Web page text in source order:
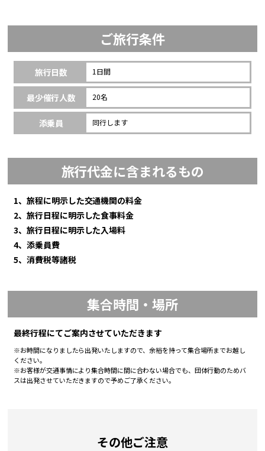
ご旅行条件
旅行日数 1日間
最少催行人数 20名
添乗員 同行します
旅行代金に含まれるもの
1、旅程に明示した交通機関の料金
2、旅行日程に明示した食事料金
3、旅行日程に明示した入場料
4、添乗員費
5、消費税等諸税
集合時間・場所
最終行程にてご案内させていただきます
※お時間になりましたら出発いたしますので、余裕を持って集合場所までお越し
ください。
※お客様が交通事情により集合時間に間に合わない場合でも、団体行動のためバ
スは出発させていただきますので予めご了承ください。
その他ご注意